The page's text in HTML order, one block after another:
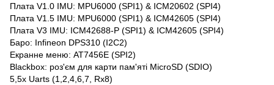
Плата V1.0 IMU: MPU6000 (SPI1) & ICM20602 (SPI4)
Плата V1.5 IMU: MPU6000 (SPI1) & ICM42605 (SPI4)
Плата V3 IMU: ICM42688-P (SPI1) & ICM42605 (SPI4)
Баро: Infineon DPS310 (I2C2)
Екранне меню: AT7456E (SPI2)
Blackbox: роз'єм для карти пам'яті MicroSD (SDIO)
5,5x Uarts (1,2,4,6,7, Rx8)